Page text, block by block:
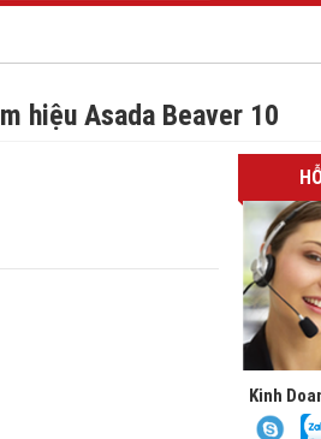
hiệu Asada Beaver 10
Kinh